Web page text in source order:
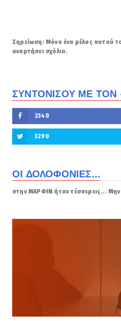
Σημείωση: Μόνο ένα μέλος αυτού
αναρτήσει σχόλιο.
ΣΥΝΤΟΝΙΣΟΥ ΜΕ ΤΟΝ
2340
3290
ΟΙ ΔΟΛΟΦΟΝΙΕΣ...
στην ΜΑΡΦΙΝ ήταν τέσσερεις... Μην